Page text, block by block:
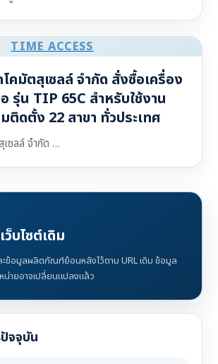
TIME ACCESS
คมัตสุเซลล์ จำกัด สั่งซื้อเครื่อง
รุ่น TIP 65C สำหรับใช้งาน
ติดตั้ง 22 สาขา ทั่วประเทศ
ซลล์ จำกัด …
บไซต์เดิม
ข้อมูลผลิตภัณฑ์ย้อนหลังไว้ตาม URL เดิม ข้อมูล
น่ายอาจเปลี่ยนแปลงแล้ว
จจุบัน